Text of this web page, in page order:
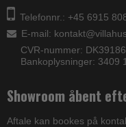
Telefonnr.: +45 6915
E-mail:
CVR-nummer:
Bankoplysninger: 3409
Showroom åbent
Aftale kan bookes på